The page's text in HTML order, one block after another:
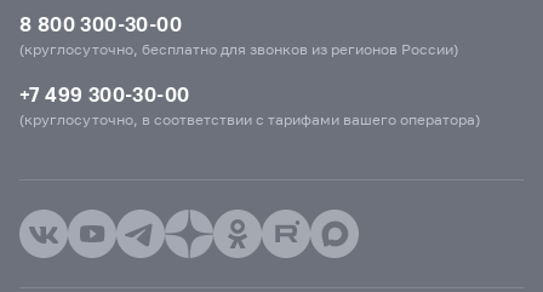
8 800 300-30-00
(круглосуточно, бесплатно для звонков из регионов России)
+7 499 300-30-00
(круглосуточно, в соответствии с тарифами вашего оператора)